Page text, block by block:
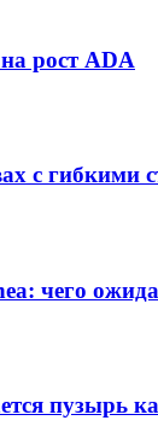
рост ADA
с гибкими
чего
пузырь